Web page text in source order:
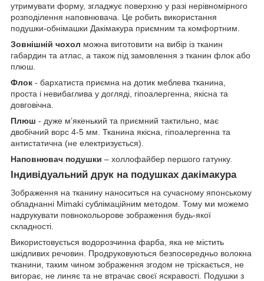
утримувати форму, згладжує поверхню у разі нерівномірного
розподілення наповнювача. Це робить використання
подушки-обнімашки Дакімакура приємним та комфортним.
Зовнішній чохол можна виготовити на вибір із тканин
габардин та атлас, а також під замовлення з тканин флок або
плюш.
Флок - бархатиста приємна на дотик меблева тканина,
проста і невибаглива у догляді, гіпоалергенна, якісна та
довговічна.
Плюш - дуже мʼякенький та приємний тактильно, має
двобічний ворс 4-5 мм. Тканина якісна, гіпоалергенна та
антистатична (не електризується).
Наповнювач подушки – холлофайбер першого гатунку.
Індивідуальний друк на подушках дакімакура
Зображення на тканину наноситься на сучасному японському
обладнанні Mimaki сублімаційним методом. Тому ми можемо
надрукувати повнокольорове зображення будь-якої
складності.
Використовується водорозчинна фарба, яка не містить
шкідливих речовин. Продруковуються безпосередньо волокна
тканини, таким чином зображення згодом не тріскається, не
вигорає, не линяє та не втрачає своєї яскравості. Подушки з